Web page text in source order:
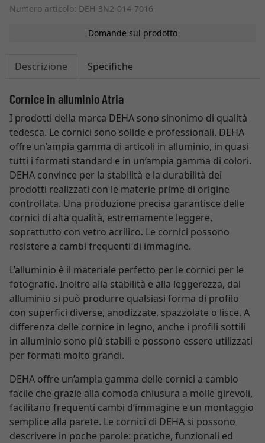
Numero articolo: DEH-3N2-014-7016
Domande sul prodotto
Descrizione Specifiche
Cornice in alluminio Atria
I prodotti della marca DEHA sono sinonimo di qualità
tedesca. Le cornici sono solide e professionali. DEHA
offre un’ampia gamma di articoli in alluminio, in quasi
tutti i formati standard e in un’ampia gamma di colori.
DEHA convince per la stabilità e la durabilità dei
prodotti realizzati con le materie prime di origine
controllata. Una produzione precisa garantisce delle
cornici di alta qualità, estremamente leggere,
soprattutto con vetro acrilico. Le cornici possono
resistere a cambi frequenti di immagine.
L’alluminio è il materiale perfetto per le cornici per le
fotografie. Inoltre alla stabilità e alla leggerezza, dal
alluminio si può produrre qualsiasi forma di profilo
con superfici diverse, anodizzate, spazzolate o lisce. A
differenza delle cornice in legno, anche i profili sottili
in alluminio sono più stabili e possono essere utilizzati
per formati molto grandi.
DEHA offre un’ampia gamma delle cornici a cambio
facile che grazie alla comoda chiusura a molle girevoli,
facilitano frequenti cambi d’immagine e un montaggio
semplice alla parete. Le cornici di DEHA si possono
descrivere in poche parole: pratiche, funzionali ed